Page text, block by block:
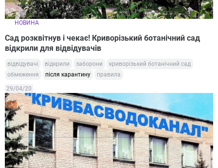
НОВИНА
Сад розквітнув і чекає! Криворізький ботанічний сад
відкрили для відвідувачів
відвідувачі відкрили заборони
криворізький ботанічний сад
обмеження
після карантину правила
29/04/20